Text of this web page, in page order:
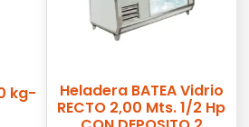
kg-
Heladera BATEA Vidrio
RECTO 2,00 Mts. 1/2 Hp